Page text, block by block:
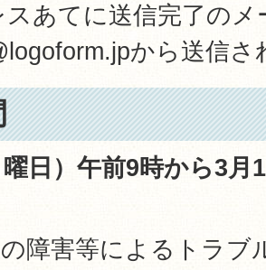
スあてに送信完了の
から送信さ
日）午前9時から3月
障害等によるトラブ